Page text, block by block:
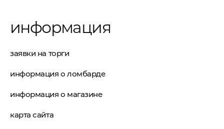
информация
заявки на торги
информация о ломбарде
информация о магазине
карта сайта